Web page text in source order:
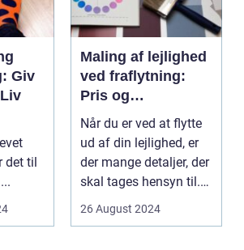
Giv
det til
Maling af lejlighed
ved fraflytning:
Pris og
overvejelser
Når du er ved at flytte
ud af din lejlighed, er
der mange detaljer, der
skal tages hensyn til.
En af...
26 August 2024